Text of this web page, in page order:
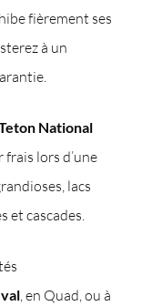
fièrement ses
à un
National
frais lors d’une
lacs
et cascades.
, en Quad, ou à